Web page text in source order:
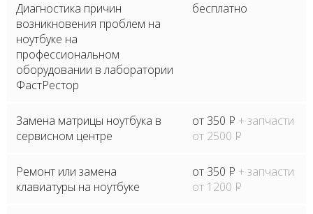
Диагностика причин
возникновения проблем на
ноутбуке на
профессиональном
оборудовании в лаборатории
ФастРестор
бесплатно
Замена матрицы ноутбука в
сервисном центре
от 350 P + запчасти
от 2500 P
Ремонт или замена
клавиатуры на ноутбуке
от 350 P + запчасти
от 1200 P